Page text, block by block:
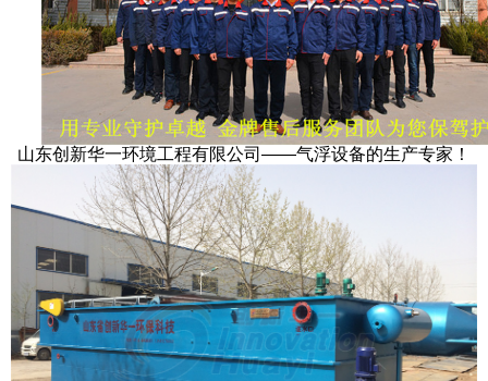
山东创新华一环境工程有限公司——气浮设备的生产专家！